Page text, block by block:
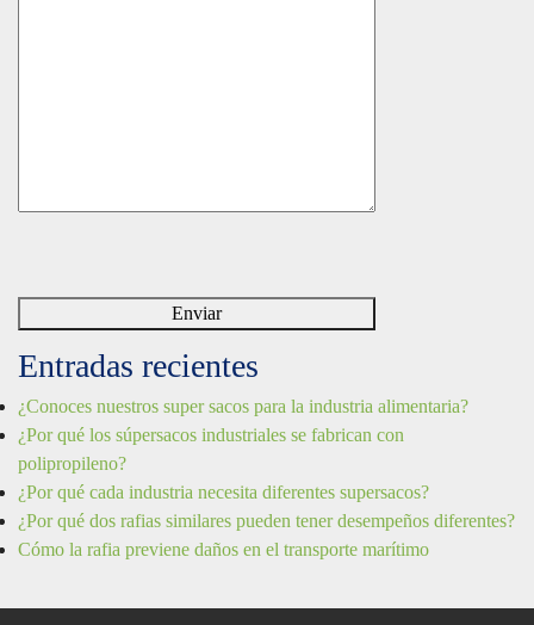
Entradas recientes
¿Conoces nuestros super sacos para la industria alimentaria?
¿Por qué los súpersacos industriales se fabrican con
polipropileno?
¿Por qué cada industria necesita diferentes supersacos?
¿Por qué dos rafias similares pueden tener desempeños diferentes?
Cómo la rafia previene daños en el transporte marítimo